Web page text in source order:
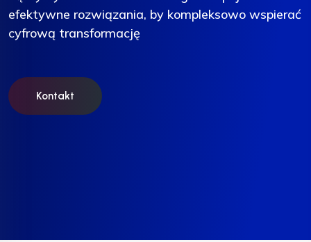
efektywne rozwiązania, by kompleksowo wspierać
cyfrową transformację
Kontakt
efektywne rozwiązania, by kompleksowo wspierać
cyfrową transformację
Kontakt
efektywne rozwiązania, by kompleksowo wspierać
cyfrową transformację
Kontakt